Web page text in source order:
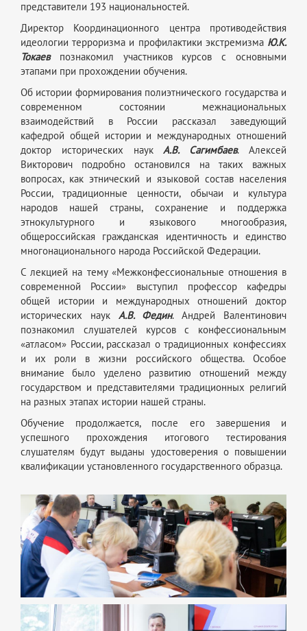
представители 193 национальностей.
Директор Координационного центра противодействия
идеологии терроризма и профилактики экстремизма Ю.К.
Токаевпознакомил участников курсов с основными
этапами при прохождении обучения.
Об истории формирования полиэтнического государства и
современном состоянии межнациональных
взаимодействий в России рассказал заведующий
кафедрой общей истории и международных отношений
доктор исторических наукА.В. Сагимбаев. Алексей
Викторович подробно остановился на таких важных
вопросах, как этнический и языковой состав населения
России, традиционные ценности, обычаи и культура
народов нашей страны, сохранение и поддержка
этнокультурного и языкового многообразия,
общероссийская гражданская идентичность и единство
многонационального народа Российской Федерации.
С лекцией на тему «Межконфессиональные отношения в
современной России» выступил профессор кафедры
общей истории и международных отношений доктор
исторических наук А.В. Федин. Андрей Валентинович
познакомил слушателей курсов с конфессиональным
«атласом» России, рассказал о традиционных конфессиях
и их роли в жизни российского общества. Особое
внимание было уделено развитию отношений между
государством и представителями традиционных религий
на разных этапах истории нашей страны.
Обучение продолжается, после его завершения и
успешного прохождения итогового тестирования
слушателям будут выданы удостоверения о повышении
квалификации установленного государственного образца.